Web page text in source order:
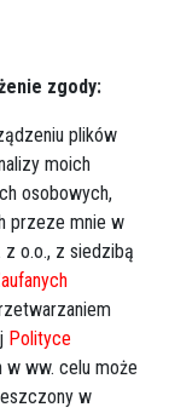
zgody:
plików
moich
osobowych,
przeze mnie w
o.o., z siedzibą
Polityce
w ww. celu może
w